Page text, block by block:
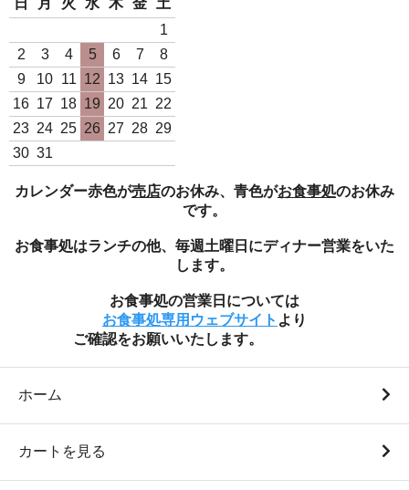
白米1Kg袋（日本一のコシ
ヒカリ 令和7年度産）
980円(税込)
白米10Kg袋（日本一のコ
シヒカリ 令和7年度産）
9,800円(税込)
白米1Kg袋（瑞穂蔵特選米
令和7年度産）
950円(税込)
日
月 火 水 木 金
土
1
2
3 4 5 6 7
8
9
10 11 12 13 14 15
16 17 18 19 20 21 22
23 24 25 26 27 28 29
30 31
カレンダー赤色が売店のお休み、青色がお食事処のお休み
です。
お食事処はランチの他、毎週土曜日にディナー営業をいた
します。
お食事処の営業日については
お食事処専用ウェブサイト より
ご確認をお願いいたします。
ホーム
カートを見る